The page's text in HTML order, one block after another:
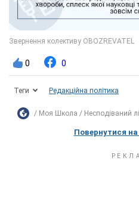
0 0
Теги Редакційна політика
Моя Школа Несподіваний
Повернутися на